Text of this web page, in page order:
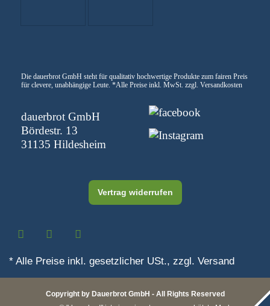
Die dauerbrot GmbH steht für qualitativ hochwertige Produkte zum fairen Preis
für clevere, unabhängige Leute. *Alle Preise inkl. MwSt. zzgl. Versandkosten
dauerbrot GmbH
Bördestr. 13
31135 Hildesheim
Vertrag widerrufen
* Alle Preise inkl. gesetzlicher USt., zzgl. Versand
Copyright by Dauerbrot GmbH - All Rights Reserved